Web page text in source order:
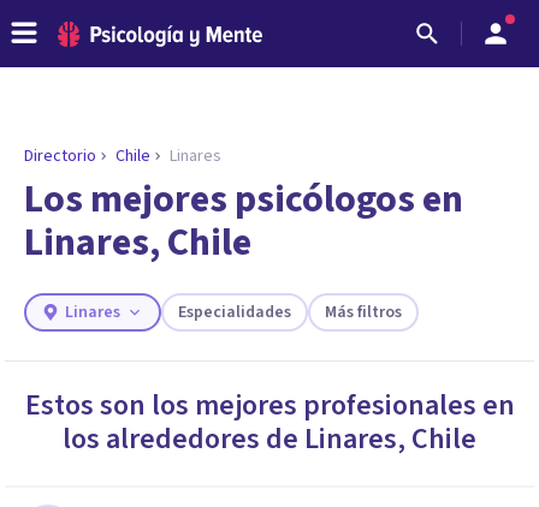
ENCONTRAR MI TERAPEUTA
¿Necesitas ayuda para encontrar el
Directorio Chile Linares
Los mejores psicólogos en
Linares, Chile
Linares Especialidades Más filtros
Estos son los mejores profesionales en
los alrededores de Linares, Chile